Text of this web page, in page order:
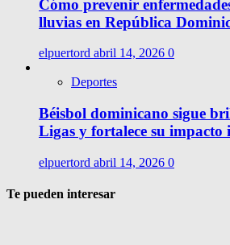
Cómo prevenir
lluvias en República
elpuertord abril 14, 2026 0
Deportes
Béisbol dominicano sigue
Ligas y fortalece su impacto
elpuertord abril 14, 2026 0
Te pueden interesar